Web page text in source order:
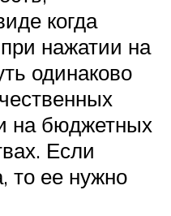
когда
нажатии на
одинаково
на бюджетных
Если
то ее нужно